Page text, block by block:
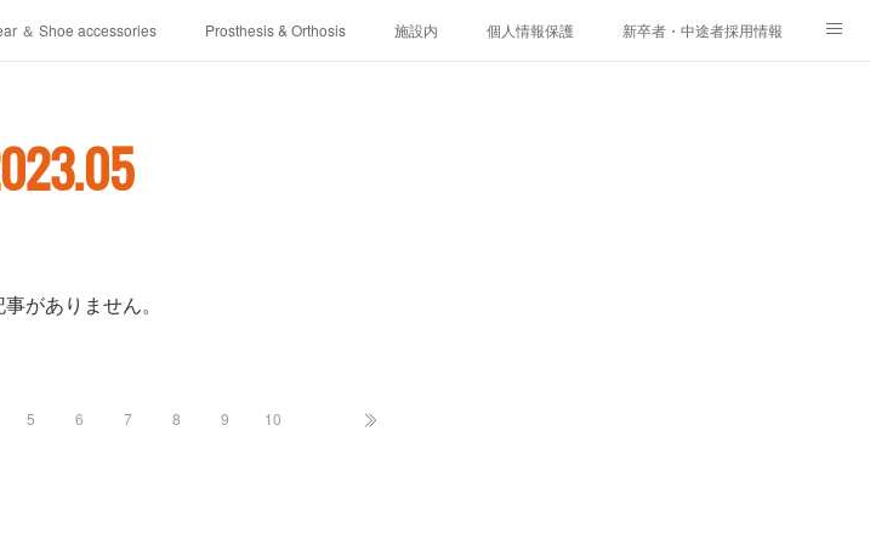
＆ Shoe accessories Prosthesis & Orthosis 施設内 個人情報保護 新卒者・中途者採用情報
.05
がありません。
5 6 7 8 9 10